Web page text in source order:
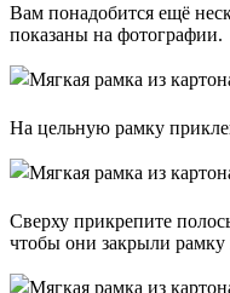
Вам понадобится ещё
показаны на фотографии.
На цельную рамку
Сверху прикрепите
чтобы они закрыли рамку